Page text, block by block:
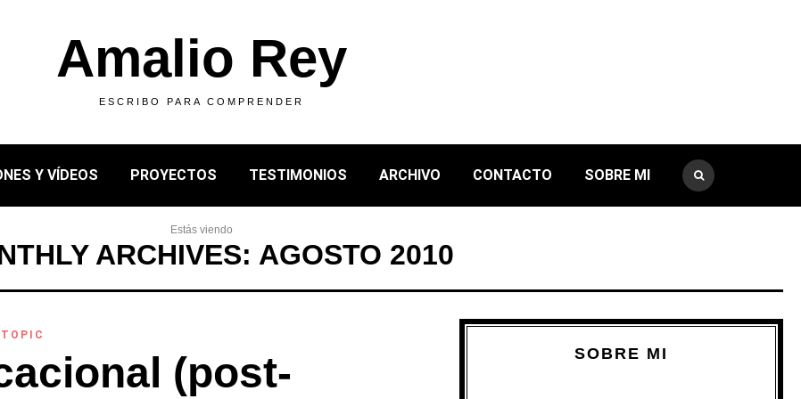
Amalio Rey
ESCRIBO PARA COMPRENDER
Y VÍDEOS PROYECTOS TESTIMONIOS ARCHIVO CONTACTO SOBRE MI
Estás viendo
ARCHIVES: AGOSTO 2010
(post-
SOBRE MI